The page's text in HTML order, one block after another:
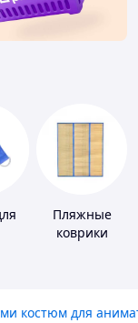
Пляжные
коврики
костюм для